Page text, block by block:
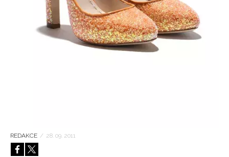
REDAKCE / 28. 09. 2011